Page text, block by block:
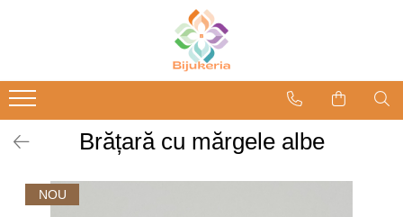
Brățară cu mărgele albe
NOU